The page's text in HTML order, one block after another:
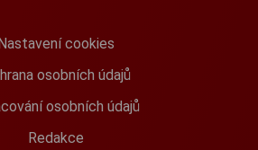
Nastavení cookies
osobních údajů
osobních údajů
Redakce